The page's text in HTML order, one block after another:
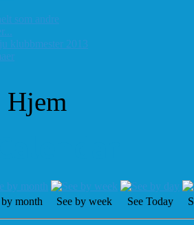
som andre
klubbmester 2013
Hjem
by month See by week See Today